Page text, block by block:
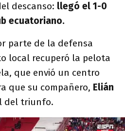
descanso: llegó el 1-0
ecuatoriano.
parte de la defensa
local recuperó la pelota
que envió un centro
que su compañero, Elián
del triunfo.